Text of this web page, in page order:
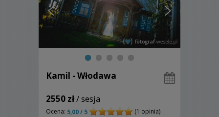
Kamil - Włodawa
2550 zł/ sesja
Ocena: 5,00 / 5 (1 opinia)